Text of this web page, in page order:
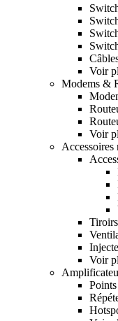
Voir
Modems &
Voir
Accessoires
Voir